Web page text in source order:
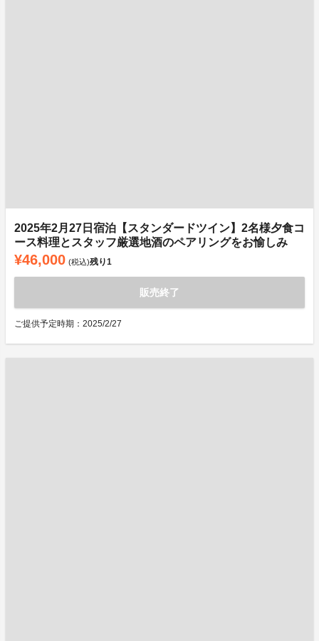
2025年2月27日宿泊【スタンダードツイン】2名様夕食コ
ース料理とスタッフ厳選地酒のペアリングをお愉しみ
¥46,000 (税込)残り1
販売終了
ご提供予定時期：2025/2/27